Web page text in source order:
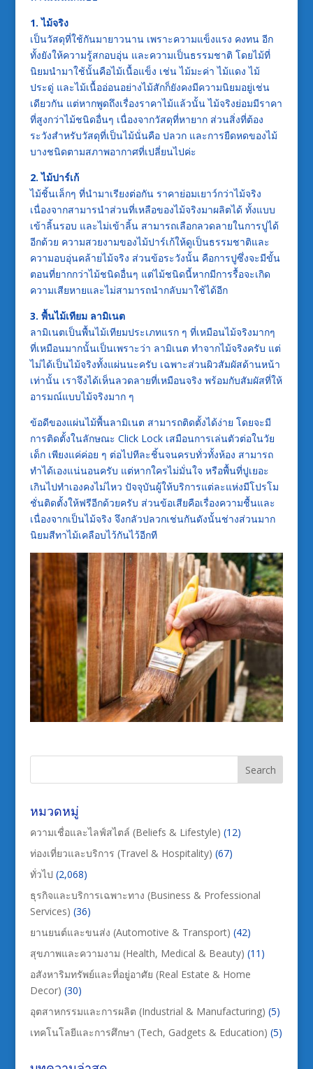
1. ไม้จริง
เป็นวัสดุที่ใช้กันมายาวนาน เพราะความแข็งแรง คงทน อีก
ทั้งยังให้ความรู้สกอบอุ่น และความเป็นธรรมชาติ โดยไม้ที่
นิยมนำมาใช้นั้นคือไม้เนื้อแข็ง เช่น ไม้มะค่า ไม้แดง ไม้
ประดู่ และไม้เนื้ออ่อนอย่างไม้สักก็ยังคงมีความนิยมอยู่เช่น
เดียวกัน แต่หากพูดถึงเรื่องราคาไม้แล้วนั้น ไม้จริงย่อมมีราคา
ที่สูงกว่าไม้ชนิดอื่นๆ เนื่องจากวัสดุที่หายาก ส่วนสิ่งที่ต้อง
ระวังสำหรับวัสดุที่เป็นไม้นั่นคือ ปลวก และการยืดหดของไม้
บางชนิดตามสภาพอากาศที่เปลี่ยนไปค่ะ
2. ไม้ปาร์เก้
ไม้ชิ้นเล็กๆ ที่นำมาเรียงต่อกัน ราคาย่อมเยาว์กว่าไม้จริง
เนื่องจากสามารนำส่วนที่เหลือของไม้จริงมาผลิตได้ ทั้งแบบ
เข้าลิ้นรอบ และไม่เข้าลิ้น สามารถเลือกลวดลายในการปูได้
อีกด้วย ความสวยงามของไม้ปาร์เก้ให้ดูเป็นธรรมชาติและ
ความอบอุ่นคล้ายไม้จริง ส่วนข้อระวังนั้น คือการปูซึ่งจะมีขั้น
ตอนที่ยากกว่าไม้ชนิดอื่นๆ แต่ไม้ชนิดนี้หากมีการรื้อจะเกิด
ความเสียหายและไม่สามารถนำกลับมาใช้ได้อีก
3. พื้นไม้เทียม ลามิเนต
ลามิเนตเป็นพื้นไม้เทียมประเภทแรก ๆ ที่เหมือนไม้จริงมากๆ
ที่เหมือนมากนั้นเป็นเพราะว่า ลามิเนต ทำจากไม้จริงครับ แต่
ไม่ได้เป็นไม้จริงทั้งแผ่นนะครับ เฉพาะส่วนผิวสัมผัสด้านหน้า
เท่านั้น เราจึงได้เห็นลวดลายที่เหมือนจริง พร้อมกับสัมผัสที่ให้
อารมณ์แบบไม้จริงมาก ๆ
ข้อดีของแผ่นไม้พื้นลามิเนต สามารถติดตั้งได้ง่าย โดยจะมี
การติดตั้งในลักษณะ Click Lock เสมือนการเล่นตัวต่อในวัย
เด็ก เพียงแค่ค่อย ๆ ต่อไปทีละชิ้นจนครบทั่วทั้งห้อง สามารถ
ทำได้เองแน่นอนครับ แต่หากใครไม่มั่นใจ หรือพื้นที่ปูเยอะ
เกินไปทำเองคงไม่ไหว ปัจจุบันผู้ให้บริการแต่ละแห่งมีโปรโม
ชั่นติดตั้งให้ฟรีอีกด้วยครับ ส่วนข้อเสียคือเรื่องความชื้นและ
เนื่องจากเป็นไม้จริง จึงกลัวปลวกเช่นกันดังนั้นช่างส่วนมาก
นิยมสีทาไม้เคลือบไว้กันไว้อีกที
หมวดหมู่
ความเชื่อและไลฟ์สไตล์ (Beliefs & Lifestyle) (12)
ท่องเที่ยวและบริการ (Travel & Hospitality) (67)
ทั่วไป (2,068)
ธุรกิจและบริการเฉพาะทาง (Business & Professional
Services) (36)
ยานยนต์และขนส่ง (Automotive & Transport) (42)
สุขภาพและความงาม (Health, Medical & Beauty) (11)
อสังหาริมทรัพย์และที่อยู่อาศัย (Real Estate & Home
Decor) (30)
อุตสาหกรรมและการผลิต (Industrial & Manufacturing) (5)
เทคโนโลยีและการศึกษา (Tech, Gadgets & Education) (5)